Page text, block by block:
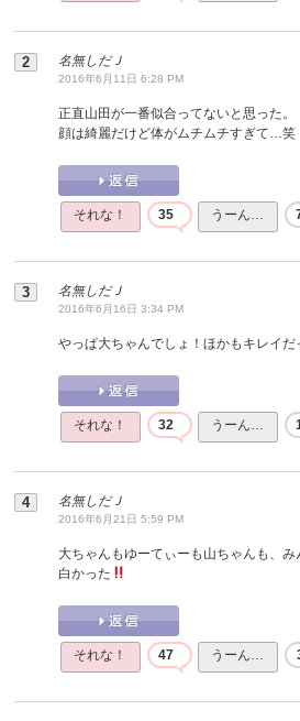
名無しだＪ
2016年6月11日 6:28 PM
正直山田が一番似合ってないと思った。
顔は綺麗だけど体がムチムチすぎて…笑
それな！ 35 うーん…
名無しだＪ
2016年6月16日 3:34 PM
やっぱ大ちゃんでしょ！ほかもキレイ
それな！ 32 うーん…
名無しだＪ
2016年6月21日 5:59 PM
大ちゃんもゆーてぃーも山ちゃんも、
白かった
それな！ 47 うーん…